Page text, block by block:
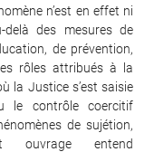
n’est en effet ni
des mesures de
de prévention,
rôles attribués à la
la Justice s’est saisie
le contrôle coercitif
de sujétion,
ouvrage entend